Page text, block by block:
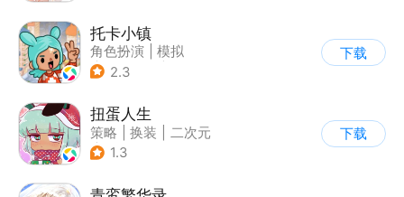
托卡小镇
角色扮演
模拟
| 儿童游戏
2.3
下载
扭蛋人生
策略 换装
二次元
| 休闲益智
1.3
下载